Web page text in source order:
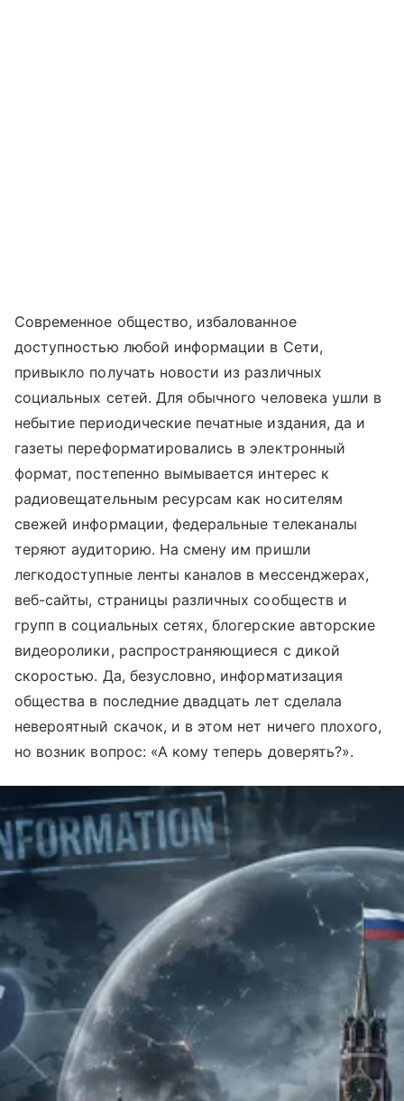
Современное общество, избалованное
доступностью любой информации в Сети,
привыкло получать новости из различных
социальных сетей. Для обычного человека ушли в
небытие периодические печатные издания, да и
газеты переформатировались в электронный
формат, постепенно вымывается интерес к
радиовещательным ресурсам как носителям
свежей информации, федеральные телеканалы
теряют аудиторию. На смену им пришли
легкодоступные ленты каналов в мессенджерах,
веб-сайты, страницы различных сообществ и
групп в социальных сетях, блогерские авторские
видеоролики, распространяющиеся с дикой
скоростью. Да, безусловно, информатизация
общества в последние двадцать лет сделала
невероятный скачок, и в этом нет ничего плохого,
но возник вопрос: «А кому теперь доверять?».